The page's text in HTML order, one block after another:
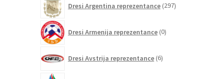
Dresi Argentina reprezentance 297izdelkov
Dresi Armenija reprezentance 0izdelkov
Dresi Avstrija reprezentance 6izdelkov